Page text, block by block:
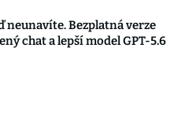
neunavíte. Bezplatná verze
chat a lepší model GPT-5.6